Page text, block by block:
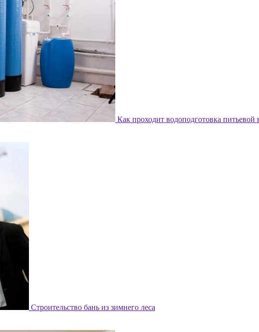
Как проходит водоподготовка питьевой
Строительство бань из зимнего леса